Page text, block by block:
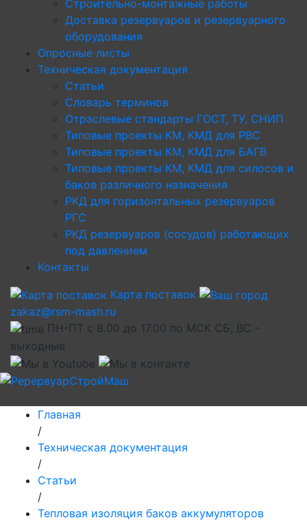
Строительно-монтажные работы
Доставка резервуаров и резервуарного
оборудования
Опросные листы
Техническая документация
Статьи
Словарь терминов
Отраслевые стандарты ГОСТ, ТУ, СНИП
Типовые проекты КМ, КМД для РВС
Типовые проекты КМ, КМД для БАГВ
Типовые проекты КМ, КМД для силосов и
баков различного назначения
РКД для горизонтальных резервуаров
РГС
РКД резервуаров (сосудов) работающих
под давлением
Контакты
Карта поставок
zakaz@rsm-mash.ru
ПН-ПТ с 8.00 до 17.00 по МСК СБ, ВС -
выходные
Главная
/
Техническая документация
/
Статьи
/
Тепловая изоляция баков аккумуляторов